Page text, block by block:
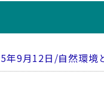
9月12日/自然環境